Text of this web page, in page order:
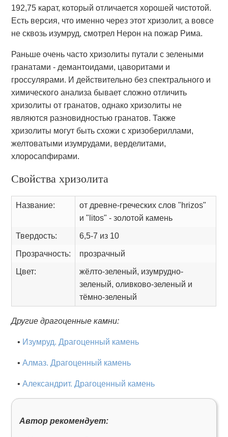
192,75 карат, который отличается хорошей чистотой.
Есть версия, что именно через этот хризолит, а вовсе
не сквозь изумруд, смотрел Нерон на пожар Рима.
Раньше очень часто хризолиты путали с зелеными
гранатами - демантоидами, цаворитами и
гроссулярами. И действительно без спектрального и
химического анализа бывает сложно отличить
хризолиты от гранатов, однако хризолиты не
являются разновидностью гранатов. Также
хризолиты могут быть схожи с хризобериллами,
желтоватыми изумрудами, верделитами,
хлоросапфирами.
Свойства хризолита
Название:
от древне-греческих слов "hrizos"
и "litos" - золотой камень
Твердость: 6,5-7 из 10
Прозрачность: прозрачный
Цвет:
жёлто-зеленый, изумрудно-
зеленый, оливково-зеленый и
тёмно-зеленый
Другие драгоценные камни:
• Изумруд. Драгоценный камень
•Алмаз. Драгоценный камень
•Александрит. Драгоценный камень
Автор рекомендует: